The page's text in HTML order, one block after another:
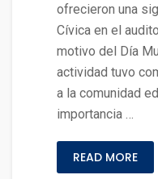
ofrecieron una
Cívica en el
motivo del Día
actividad tuvo
a la comunidad
importancia …
READ MORE